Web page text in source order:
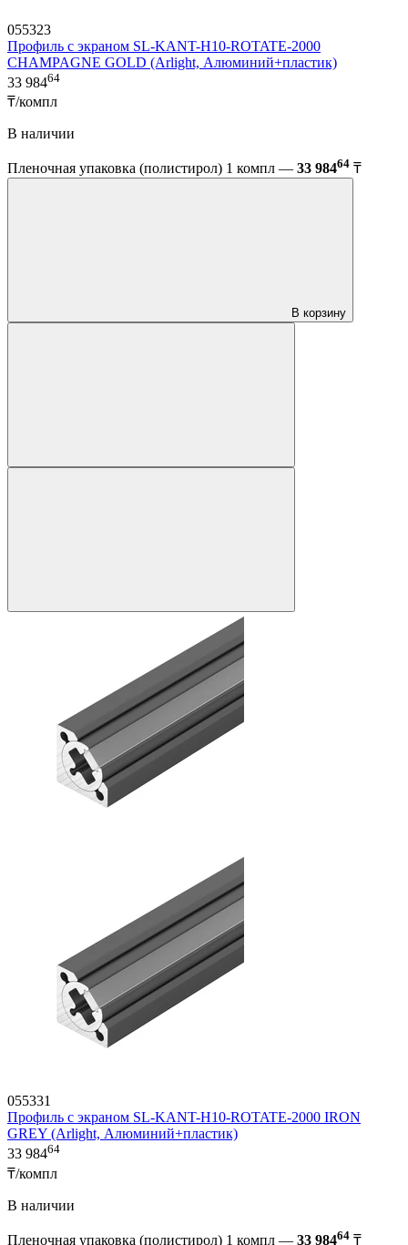
055323
Профиль с экраном SL-KANT-H10-ROTATE-2000
CHAMPAGNE GOLD (Arlight, Алюминий+пластик)
33 98464
₸/компл
В наличии
Пленочная упаковка (полистирол) 1 компл — 33 98464 ₸
В корзину
055331
Профиль с экраном SL-KANT-H10-ROTATE-2000 IRON
GREY (Arlight, Алюминий+пластик)
33 98464
₸/компл
В наличии
Пленочная упаковка (полистирол) 1 компл — 33 98464 ₸